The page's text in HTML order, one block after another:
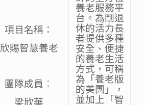
項目名稱：
欣賜智慧養老
團隊成員︰
梁欣華
養老服務平
台。為剛退
休的活力長
者提供多種
安全、便捷
的養老生活
方式，可稱
為「養老版
的美團」，
並加上「智